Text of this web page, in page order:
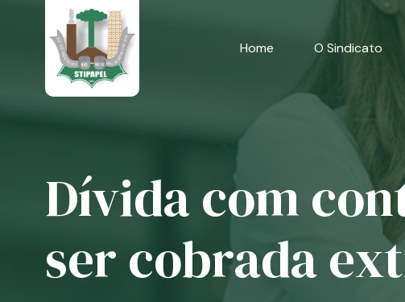
Home O Sindicato
Dívida com
ser cobrada